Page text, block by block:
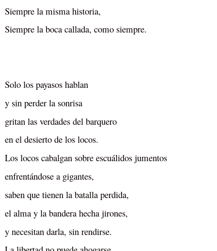
Siempre la misma historia,
Siempre la boca callada, como siempre.
Solo los payasos hablan
y sin perder la sonrisa
gritan las verdades del barquero
en el desierto de los locos.
Los locos cabalgan sobre escuálidos jumentos
enfrentándose a gigantes,
saben que tienen la batalla perdida,
el alma y la bandera hecha jirones,
y necesitan darla, sin rendirse.